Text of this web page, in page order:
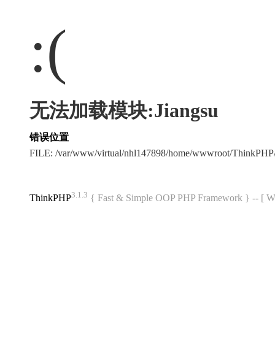
:(
无法加载模块:Jiangsu
错误位置
FILE: /var/www/virtual/nhl147898/home/wwwroot/
ThinkPHP3.1.3 { Fast & Simple OOP PHP Framework } -- [